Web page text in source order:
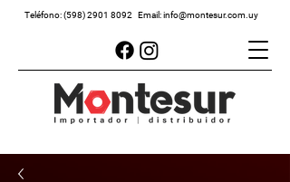
Teléfono:(598) 2901 8092 Email:info@montesur.com.uy